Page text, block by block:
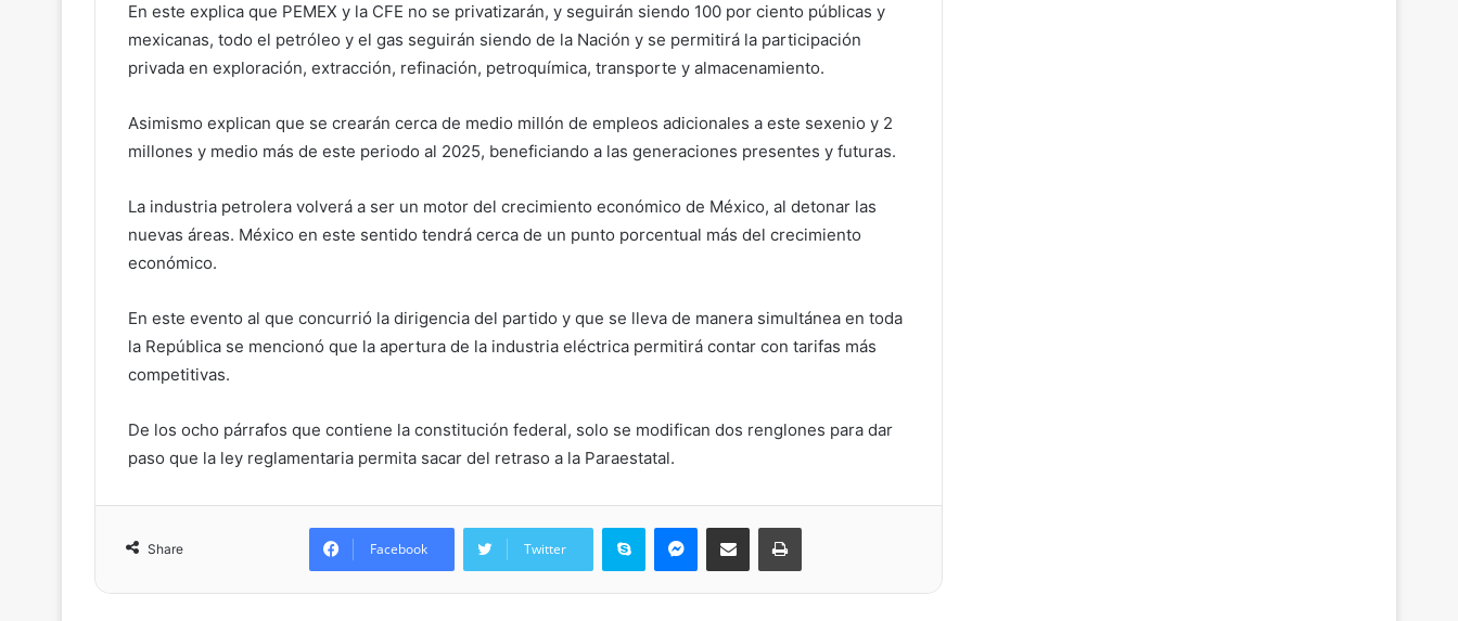
En este explica que PEMEX y la CFE no se privatizarán, y seguirán siendo 100 por ciento públicas y
mexicanas, todo el petróleo y el gas seguirán siendo de la Nación y se permitirá la participación
privada en exploración, extracción, refinación, petroquímica, transporte y almacenamiento.
Asimismo explican que se crearán cerca de medio millón de empleos adicionales a este sexenio y 2
millones y medio más de este periodo al 2025, beneficiando a las generaciones presentes y futuras.
La industria petrolera volverá a ser un motor del crecimiento económico de México, al detonar las
nuevas áreas. México en este sentido tendrá cerca de un punto porcentual más del crecimiento
económico.
En este evento al que concurrió la dirigencia del partido y que se lleva de manera simultánea en toda
la República se mencionó que la apertura de la industria eléctrica permitirá contar con tarifas más
competitivas.
De los ocho párrafos que contiene la constitución federal, solo se modifican dos renglones para dar
paso que la ley reglamentaria permita sacar del retraso a la Paraestatal.
Share Facebook Twitter
Skype Messenger
Share via Email Print